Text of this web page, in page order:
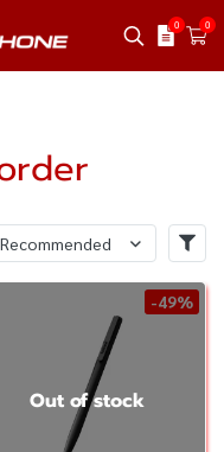
0 0
Recommended
-49%
Out of stock